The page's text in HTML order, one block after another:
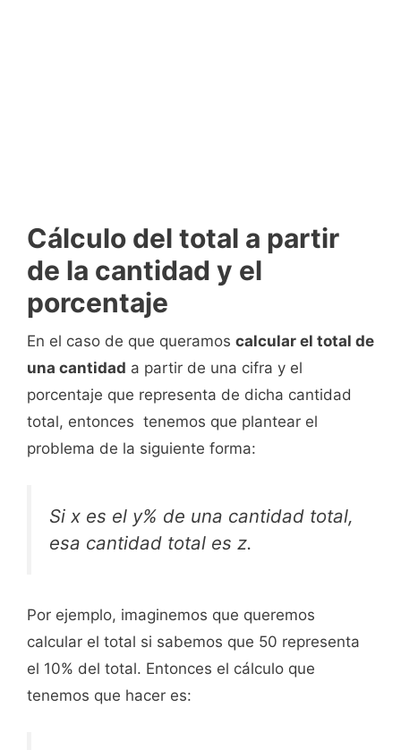
Cálculo del total a partir
de la cantidad y el
porcentaje
En el caso de que queramos calcular el total de
una cantidad a partir de una cifra y el
porcentaje que representa de dicha cantidad
total, entonces tenemos que plantear el
problema de la siguiente forma:
Si x es el y% de una cantidad total,
esa cantidad total es z.
Por ejemplo, imaginemos que queremos
calcular el total si sabemos que 50 representa
el 10% del total. Entonces el cálculo que
tenemos que hacer es: